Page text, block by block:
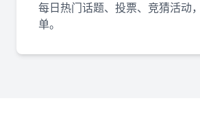
每日热门话题、投票、竞猜活动
单。